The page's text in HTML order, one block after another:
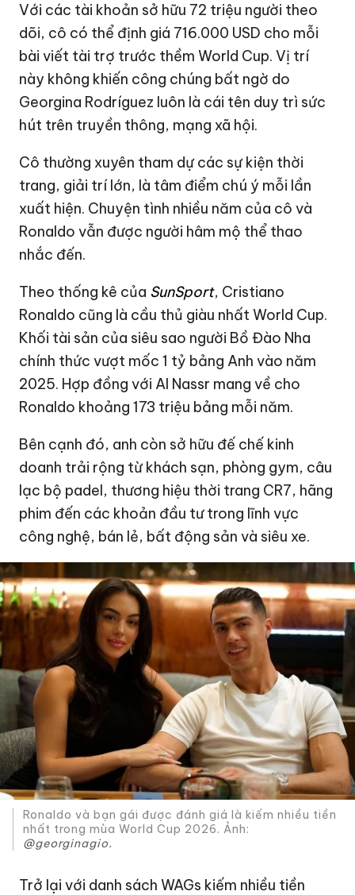
Với các tài khoản sở hữu 72 triệu người theo
dõi, cô có thể định giá 716.000 USD cho mỗi
bài viết tài trợ trước thềm World Cup. Vị trí
này không khiến công chúng bất ngờ do
Georgina Rodríguez luôn là cái tên duy trì sức
hút trên truyền thông, mạng xã hội.
Cô thường xuyên tham dự các sự kiện thời
trang, giải trí lớn, là tâm điểm chú ý mỗi lần
xuất hiện. Chuyện tình nhiều năm của cô và
Ronaldo vẫn được người hâm mộ thể thao
nhắc đến.
Theo thống kê của SunSport, Cristiano
Ronaldo cũng là cầu thủ giàu nhất World Cup.
Khối tài sản của siêu sao người Bồ Đào Nha
chính thức vượt mốc 1 tỷ bảng Anh vào năm
2025. Hợp đồng với Al Nassr mang về cho
Ronaldo khoảng 173 triệu bảng mỗi năm.
Bên cạnh đó, anh còn sở hữu đế chế kinh
doanh trải rộng từ khách sạn, phòng gym, câu
lạc bộ padel, thương hiệu thời trang CR7, hãng
phim đến các khoản đầu tư trong lĩnh vực
công nghệ, bán lẻ, bất động sản và siêu xe.
Ronaldo và bạn gái được đánh giá là kiếm nhiều tiền
nhất trong mùa World Cup 2026. Ảnh:
@georginagio.
Trở lại với danh sách WAGs kiếm nhiều tiền